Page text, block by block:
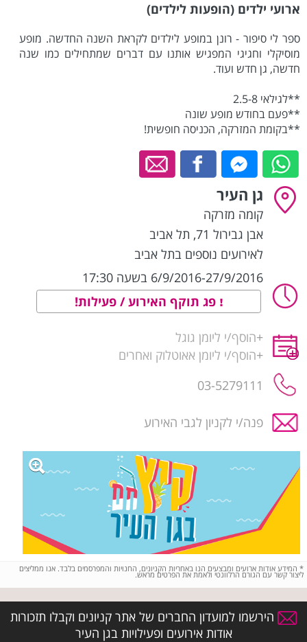
ארועי ילדים (הופעות לילדים)
ספר לי סיפור - רונן במופע לילדים לקראת השנה החדשה. מופע
מוסיקלי וחגיגי המפגיש אותנו עם דברים שמתחילים כמו שנה
חדשה, גן חדש ועוד.
**לגילאי 2.5-8
**פעם בחודש מופע שונה
**בקומת המזרקה, הכניסה חופשית!
גן העיר
קומה מזרקה
אבן גבירול 71
, תל אביב
לאירועים נוספים בתל אביב
6/9/2016-27/9/2016 בשעה 17:30
פג תוקף האירוע / פעילות!
+הוסף/י ליומן גוגל
+הוסף/י ליומן אאוטלוק ואחרים
03-5279111
פנה/י לקניון לגבי האירוע
* המידע אודות ארועים ומבצעים הנו באחריות הקניונים, החנויות והמפרסמים בלבד. אנו ממליצים
ליצור קשר עם הגורם הרלוונטי ולאמת את הפרטים מראש.
הירשמו למועדון החברים של אתר קניונים וקבלו תזכורות
אודות אירועים ופעילויות בגן העיר